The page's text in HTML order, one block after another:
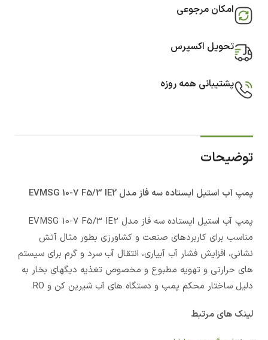
امکان مرجوعی
تحویل اکسپرس
پشتیبانی همه روزه
توضیحات
پمپ آب استيل ایستاده سه فاز مدل EVMSG 10-7 F5/3 IE2
پمپ آب استيل ایستاده سه فاز مدل EVMSG 10-7 F5/3 IE2
مناسب برای کاربردهای صنعت و کشاورزی بطور مثال آتش
نشانی، افزایش فشار آب آبیاری، انتقال آب سرد و گرم برای سیستم
های حرارتی و تهویه مطبوع و مخصوص تغذیه دیگهای بخار به
دلیل ساختار محکم پمپ و دستگاه های آب شیرین کن و RO.
لینک های مرتبط